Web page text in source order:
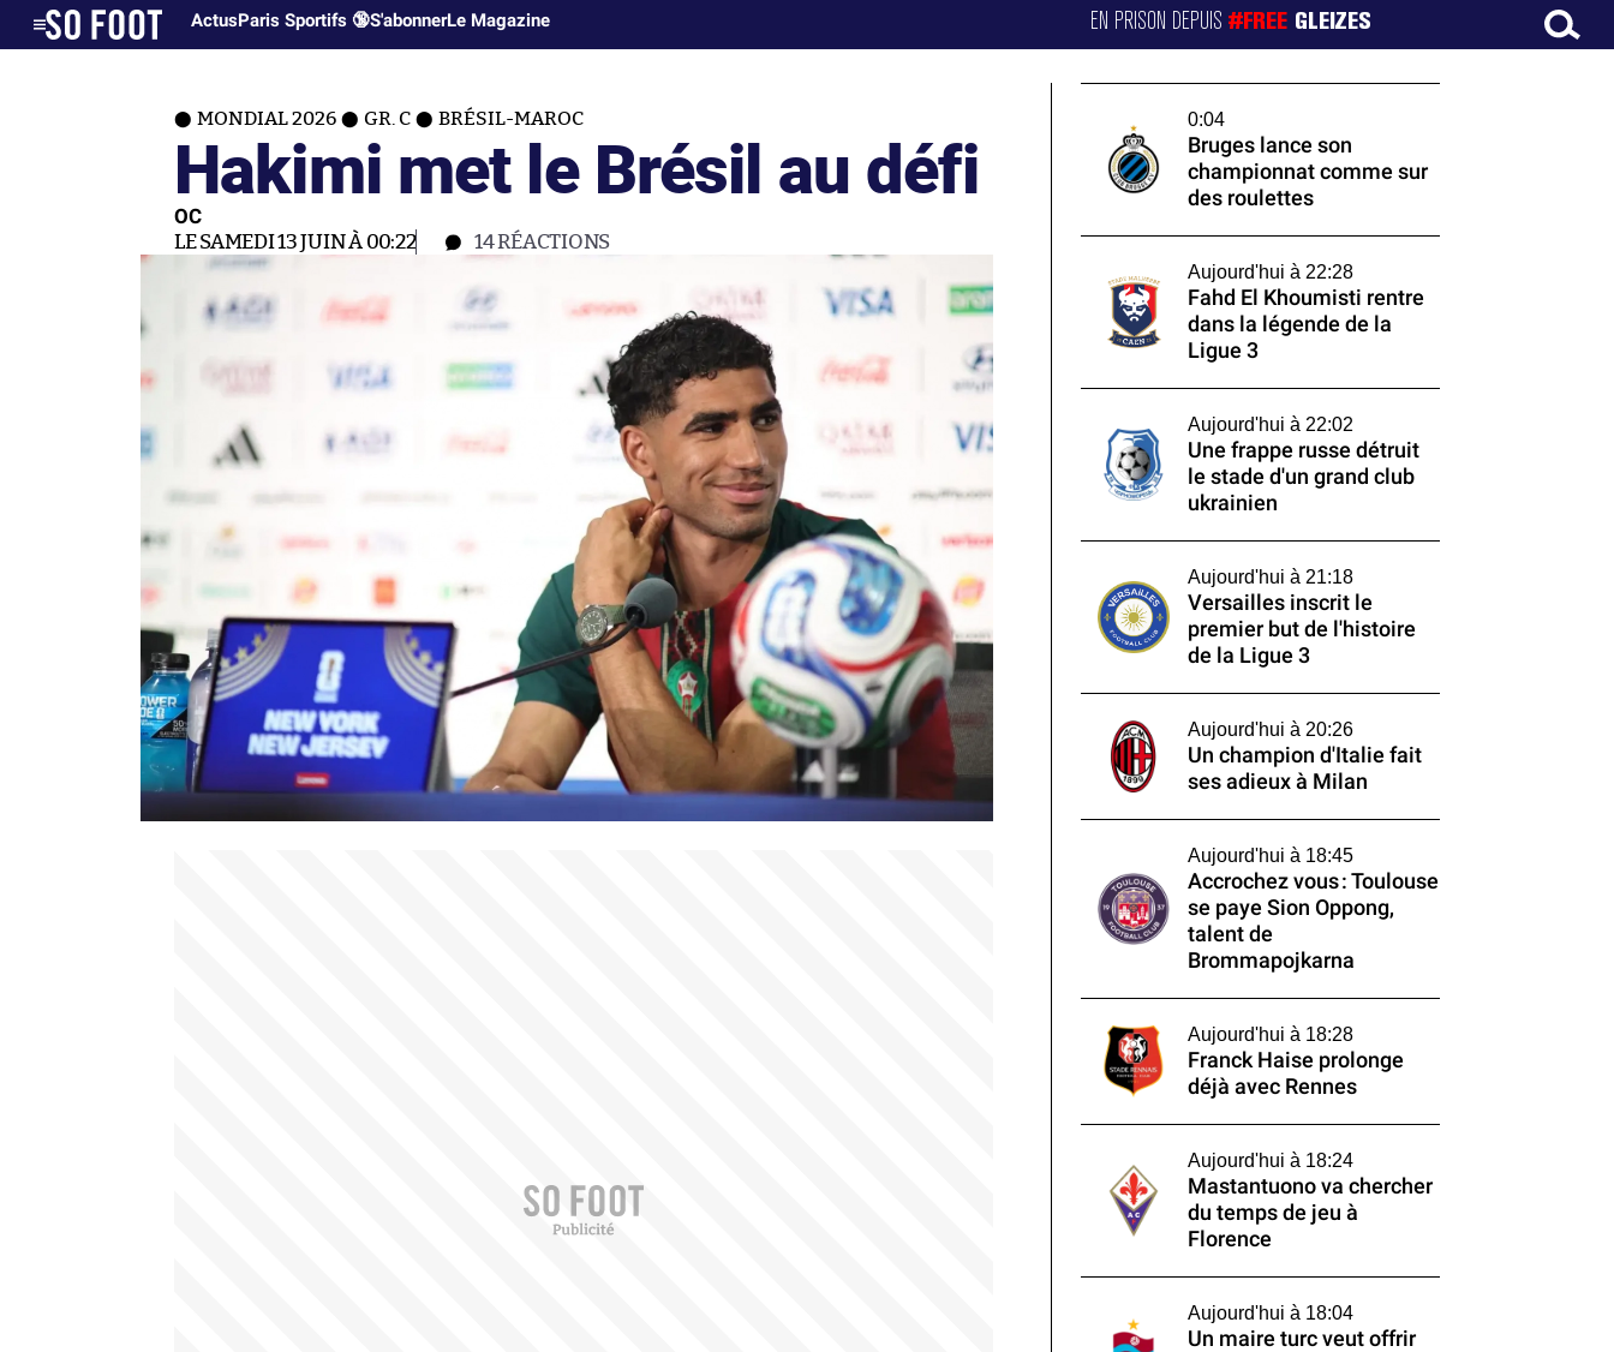
ActusParis Sportifs 🔞S'abonnerLe Magazine EN PRISON DEPUIS#FREE GLEIZES
MONDIAL 2026 GR. C BRÉSIL-MAROC
Hakimi met le Brésil au défi
OC
LE SAMEDI 13 JUIN À 00:22 14RÉACTIONS
0:04
Bruges lance son
championnat comme sur
des roulettes
Aujourd'hui à 22:28
Fahd El Khoumisti rentre
dans la légende de la
Ligue 3
Aujourd'hui à 22:02
Une frappe russe détruit
le stade d'un grand club
ukrainien
Aujourd'hui à 21:18
Versailles inscrit le
premier but de l'histoire
de la Ligue 3
Aujourd'hui à 20:26
Un champion d'Italie fait
ses adieux à Milan
Aujourd'hui à 18:45
Accrochez vous : Toulouse
se paye Sion Oppong,
talent de
Brommapojkarna
Aujourd'hui à 18:28
Franck Haise prolonge
déjà avec Rennes
Aujourd'hui à 18:24
Mastantuono va chercher
du temps de jeu à
Florence
Aujourd'hui à 18:04
Un maire turc veut offrir